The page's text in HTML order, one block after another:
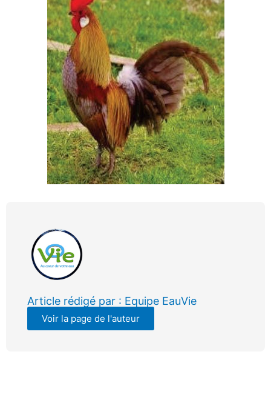
Article rédigé par : Equipe EauVie
Voir la page de l'auteur